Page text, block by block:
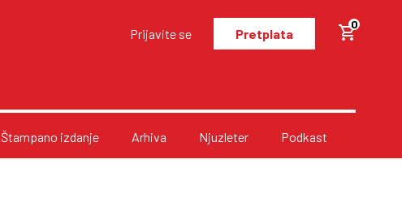
Prijavite se Pretplata
0
Štampano izdanje Arhiva Njuzleter Podkast